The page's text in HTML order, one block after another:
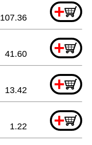
+
107.36
+
41.60
+
13.42
+
1.22